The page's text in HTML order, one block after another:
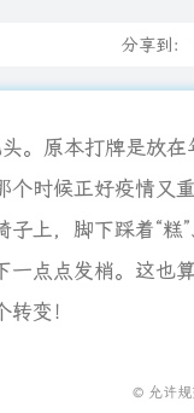
分享到：
原本打牌是放在
个时候正好疫情又重
上，脚下踩着“糕
一点点发梢。这也
变！
© 允许规